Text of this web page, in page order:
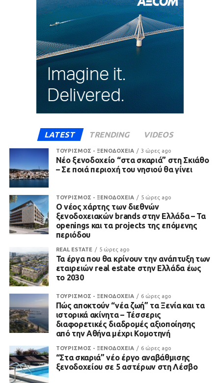
LATEST TRENDING VIDEOS
ΤΟΥΡΙΣΜΟΣ - ΞΕΝΟΔΟΧΕΙΑ 3 ώρες ago
Νέο ξενοδοχείο “στα σκαριά” στη Σκιάθο
– Σε ποιά περιοχή του νησιού θα γίνει
ΤΟΥΡΙΣΜΟΣ - ΞΕΝΟΔΟΧΕΙΑ 5 ώρες ago
Ο νέος χάρτης των διεθνών
ξενοδοχειακών brands στην Ελλάδα – Τα
openings και τα projects της επόμενης
περιόδου
REAL ESTATE 5 ώρες ago
Τα έργα που θα κρίνουν την ανάπτυξη των
εταιρειών real estate στην Ελλάδα έως
το 2030
ΤΟΥΡΙΣΜΟΣ - ΞΕΝΟΔΟΧΕΙΑ 6 ώρες ago
Πώς αποκτούν “νέα ζωή” τα Ξενία και τα
ιστορικά ακίνητα – Τέσσερις
διαφορετικές διαδρομές αξιοποίησης
από την Αθήνα μέχρι Κομοτηνή
ΤΟΥΡΙΣΜΟΣ - ΞΕΝΟΔΟΧΕΙΑ 6 ώρες ago
“Στα σκαριά” νέο έργο αναβάθμισης
ξενοδοχείου σε 5 αστέρων στη Λέσβο